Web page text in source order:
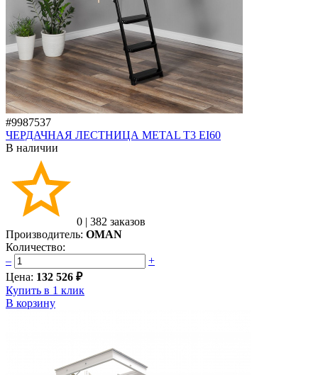
#9987537
ЧЕРДАЧНАЯ ЛЕСТНИЦА METAL T3 EI60
В наличии
0 | 382 заказов
Производитель: OMAN
Количество:
–
+
Цена: 132 526 ₽
Купить в 1 клик
В корзину